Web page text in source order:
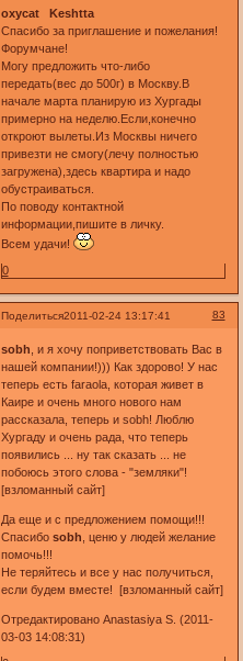
oxycat
Keshtta
Спасибо за приглашение и пожелания!
Форумчане!
Могу предложить что-либо
передать(вес до 500г) в Москву.В
начале марта планирую из Хургады
примерно на неделю.Если,конечно
откроют вылеты.Из Москвы ничего
привезти не смогу(лечу полностью
загружена),здесь квартира и надо
обустраиваться.
По поводу контактной
информации,пишите в личку.
Всем удачи!
0
Поделиться 83
2011-02-24 13:17:41
sobh , и я хочу поприветствовать Вас в
нашей компании!))) Как здорово! У нас
теперь есть faraola, которая живет в
Каире и очень много нового нам
рассказала, теперь и sobh! Люблю
Хургаду и очень рада, что теперь
появились ... ну так сказать ... не
побоюсь этого слова - "земляки"!
[взломанный сайт]
Да еще и с предложением помощи!!!
Спасибо sobh , ценю у людей желание
помочь!!!
Не теряйтесь и все у нас получиться,
если будем вместе! [взломанный сайт]
Отредактировано Anastasiya S. (2011-
03-03 14:08:31)